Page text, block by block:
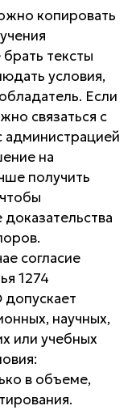
копировать
тексты
условия,
Если
связаться с
администрацией
на
получить
доказательства
согласие
1274
научных,
или учебных
в объеме,